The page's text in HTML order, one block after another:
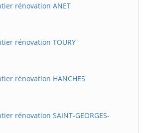
rénovation ANET
rénovation TOURY
rénovation HANCHES
rénovation SAINT-GEORGES-